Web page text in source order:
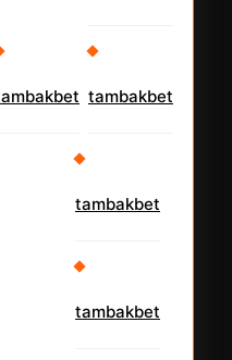
tambakbet
tambakbet
tambakbet